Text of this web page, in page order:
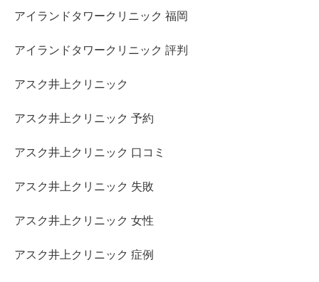
アイランドタワークリニック 福岡
アイランドタワークリニック 評判
アスク井上クリニック
アスク井上クリニック 予約
アスク井上クリニック 口コミ
アスク井上クリニック 失敗
アスク井上クリニック 女性
アスク井上クリニック 症例